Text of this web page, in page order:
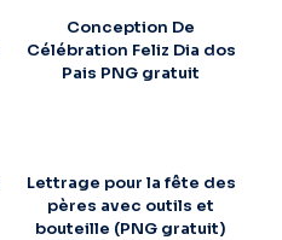
Conception De
Célébration Feliz Dia dos
Pais PNG gratuit
Lettrage pour la fête des
pères avec outils et
bouteille (PNG gratuit)